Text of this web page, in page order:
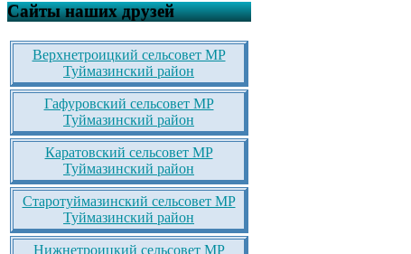
Сайты наших друзей
Верхнетроицкий сельсовет МР
Туймазинский район
Гафуровский сельсовет МР
Туймазинский район
Каратовский сельсовет МР
Туймазинский район
Старотуймазинский сельсовет МР
Туймазинский район
Нижнетроицкий сельсовет МР